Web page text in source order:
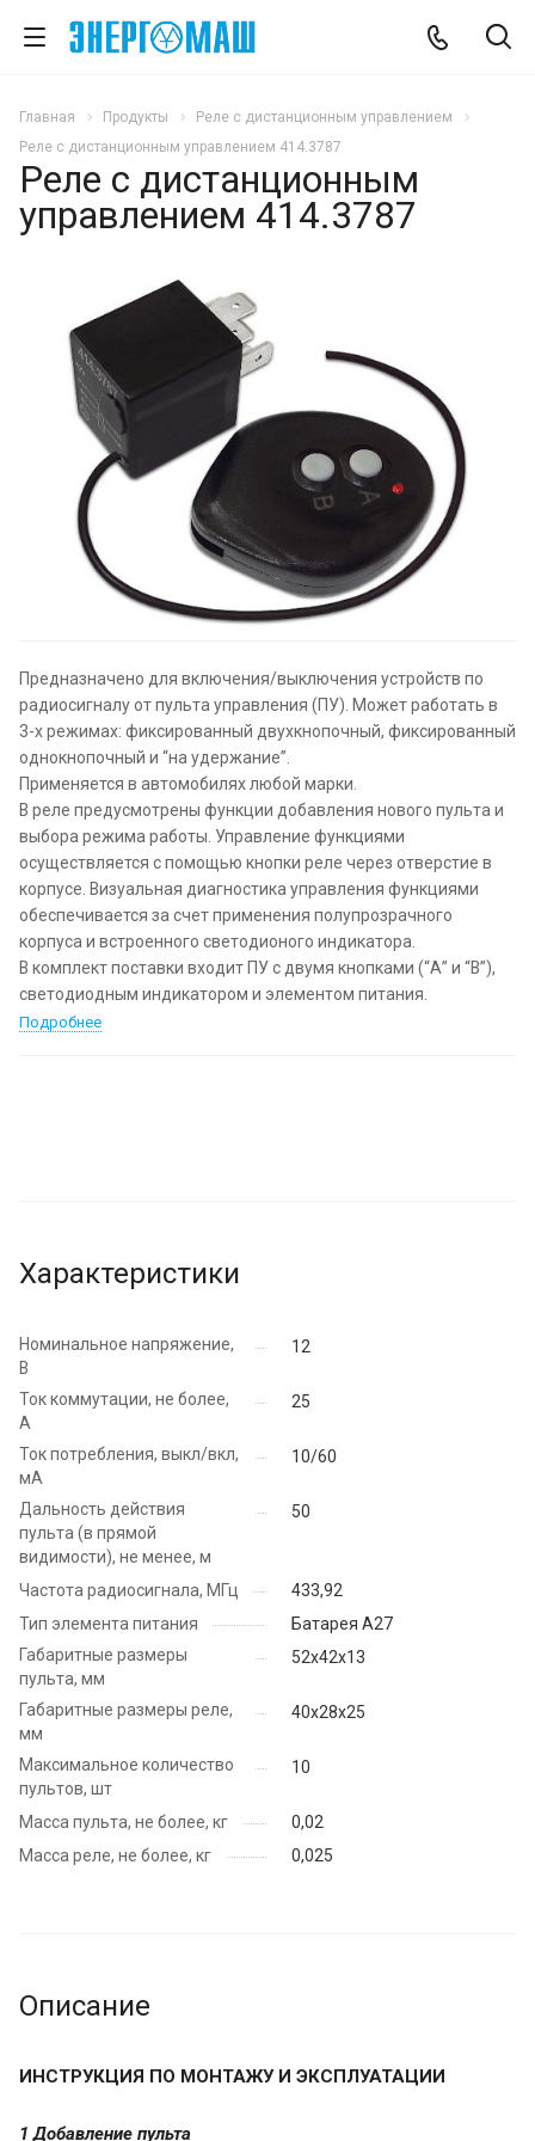
Главная Продукты
Реле с дистанционным управлением
Реле с дистанционным управлением 414.3787
Реле с дистанционным
управлением 414.3787
Предназначено для включения/выключения устройств по
радиосигналу от пульта управления (ПУ). Может работать в
3-х режимах: фиксированный двухкнопочный, фиксированный
однокнопочный и “на удержание”.
Применяется в автомобилях любой марки.
В реле предусмотрены функции добавления нового пульта и
выбора режима работы. Управление функциями
осуществляется с помощью кнопки реле через отверстие в
корпусе. Визуальная диагностика управления функциями
обеспечивается за счет применения полупрозрачного
корпуса и встроенного светодионого индикатора.
В комплект поставки входит ПУ с двумя кнопками (“А” и “В”),
светодиодным индикатором и элементом питания.
Подробнее
Характеристики
Номинальное напряжение,
В
12
Ток коммутации, не более,
А
25
Ток потребления, выкл/вкл,
мА
10/60
Дальность действия
пульта (в прямой
видимости), не менее, м
50
Частота радиосигнала, МГц
433,92
Тип элемента питания
Батарея А27
Габаритные размеры
пульта, мм
52х42х13
Габаритные размеры реле,
мм
40х28х25
Максимальное количество
пультов, шт
10
Масса пульта, не более, кг
0,02
Масса реле, не более, кг
0,025
Описание
ИНСТРУКЦИЯ ПО МОНТАЖУ И ЭКСПЛУАТАЦИИ
1 Добавление пульта